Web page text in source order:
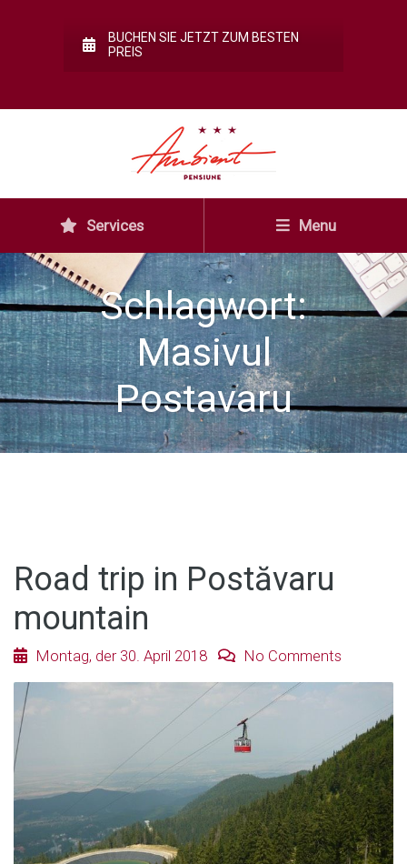
BUCHEN SIE JETZT ZUM BESTEN
PREIS
Services Menu
Schlagwort:
Masivul
Postavaru
Road trip in Postăvaru
mountain
Montag, der 30. April 2018 No Comments